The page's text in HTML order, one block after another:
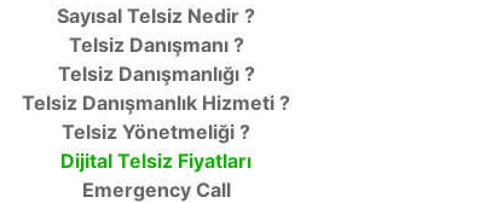
Sayısal Telsiz Nedir ?
Telsiz Danışmanı ?
Telsiz Danışmanlığı ?
Telsiz Danışmanlık Hizmeti ?
Telsiz Yönetmeliği ?
Dijital Telsiz Fiyatları
Emergency Call